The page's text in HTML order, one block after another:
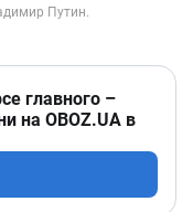
главного –
на OBOZ.UA в